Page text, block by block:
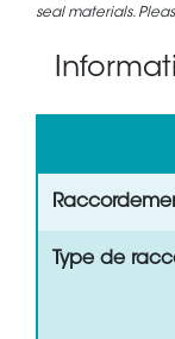
seal materials.
Type de